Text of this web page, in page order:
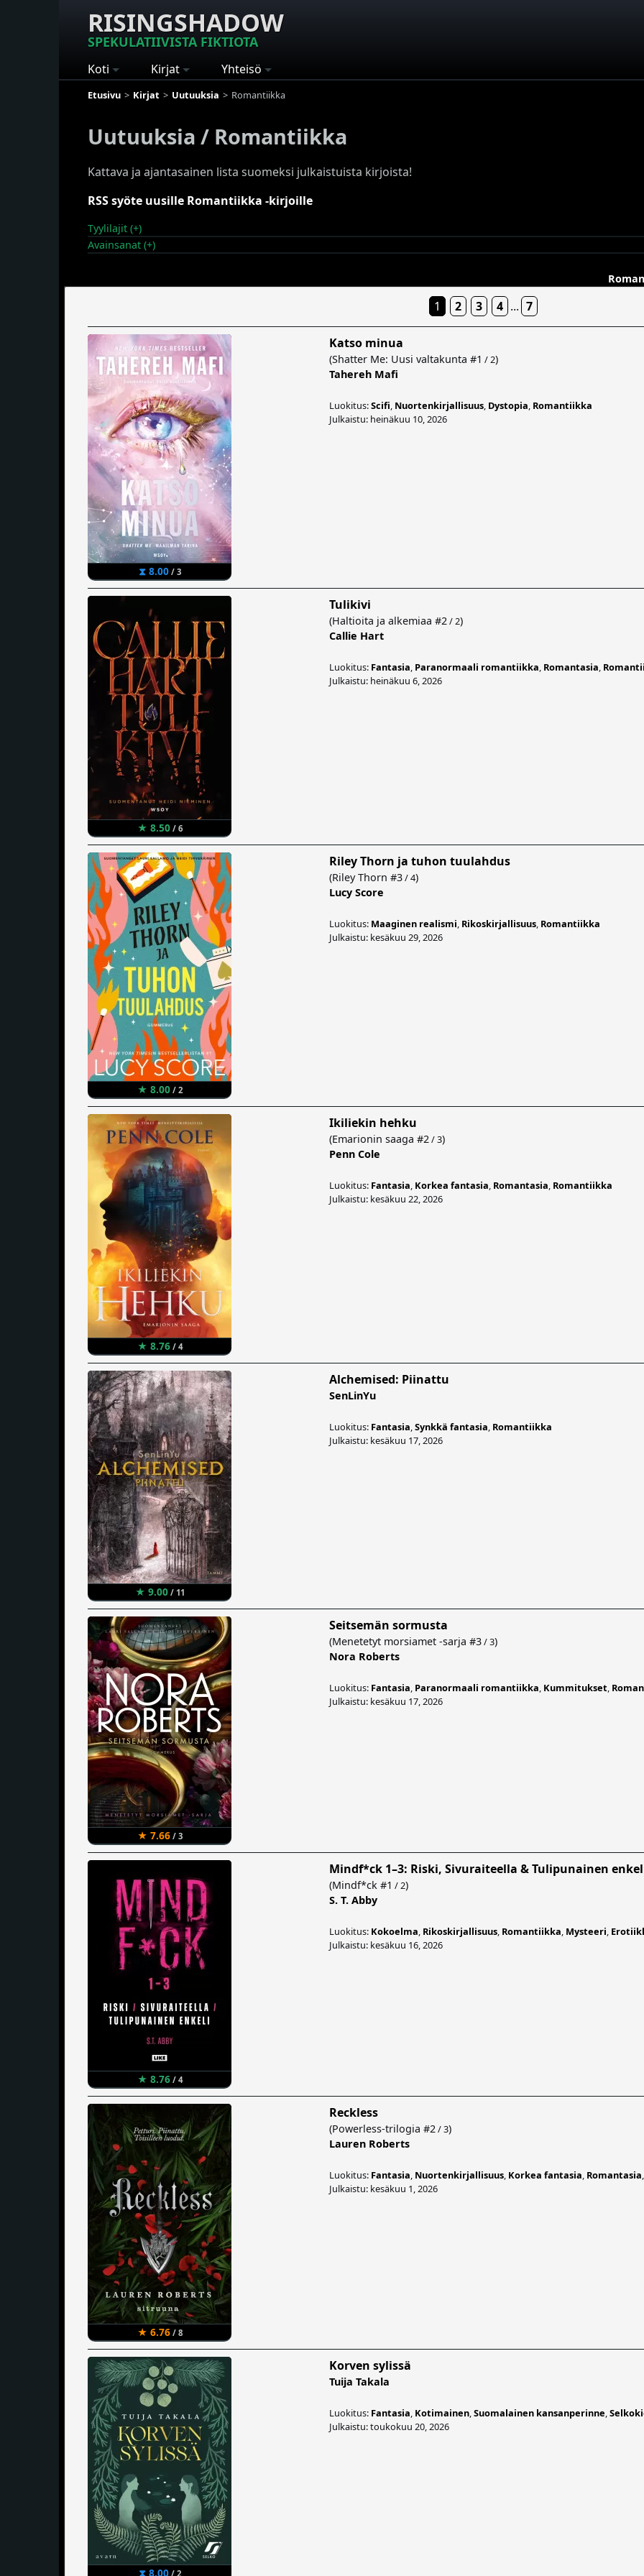
RISINGSHADOW
SPEKULATIIVISTA FIKTIOTA
Koti Kirjat Yhteisö
Etusivu Kirjat Uutuuksia Romantiikka
Uutuuksia / Romantiikka
Kattava ja ajantasainen lista suomeksi julkaistuista kirjoista!
RSS syöte uusille Romantiikka -kirjoille
Tyylilajit (+)
Avainsanat (+)
1 2 3 4 ... 7
⧗ 8.00/ 3
Katso minua
(Shatter Me: Uusi valtakunta #1 / 2)
Tahereh Mafi
Luokitus:Scifi, Nuortenkirjallisuus, Dystopia, Romantiikka
Julkaistu: heinäkuu 10, 2026
★ 8.50/ 6
Tulikivi
(Haltioita ja alkemiaa #2 / 2)
Callie Hart
Luokitus: Fantasia, Paranormaali romantiikka, Romantasia,
Julkaistu: heinäkuu 6, 2026
★ 8.00/ 2
Riley Thorn ja tuhon tuulahdus
(Riley Thorn #3/ 4)
Lucy Score
Luokitus: Maaginen realismi, Rikoskirjallisuus, Romantiikka
Julkaistu: kesäkuu 29, 2026
★ 8.76/ 4
Ikiliekin hehku
(Emarionin saaga #2 / 3)
Penn Cole
Luokitus: Fantasia, Korkea fantasia, Romantasia, Romantiikka
Julkaistu: kesäkuu 22, 2026
★ 9.00/ 11
Alchemised: Piinattu
SenLinYu
Luokitus: Fantasia,Synkkä fantasia, Romantiikka
Julkaistu: kesäkuu 17, 2026
★ 7.66/ 3
Seitsemän sormusta
(Menetetyt morsiamet -sarja #3/ 3)
Nora Roberts
Luokitus: Fantasia, Paranormaali romantiikka, Kummitukset,
Julkaistu: kesäkuu 17, 2026
★ 8.76/ 4
Mindf*ck 1–3: Riski, Sivuraiteella & Tulipunainen
(Mindf*ck #1 / 2)
S. T. Abby
Luokitus: Kokoelma, Rikoskirjallisuus, Romantiikka, Mysteeri,
Julkaistu: kesäkuu 16, 2026
★ 6.76/ 8
Reckless
(Powerless-trilogia #2 / 3)
Lauren Roberts
Luokitus: Fantasia, Nuortenkirjallisuus, Korkea fantasia, Romantasia
Julkaistu: kesäkuu 1, 2026
⧗ 8.00/ 2
Korven sylissä
Tuija Takala
Luokitus: Fantasia, Kotimainen,Suomalainen kansanperinne,
Julkaistu: toukokuu 20, 2026